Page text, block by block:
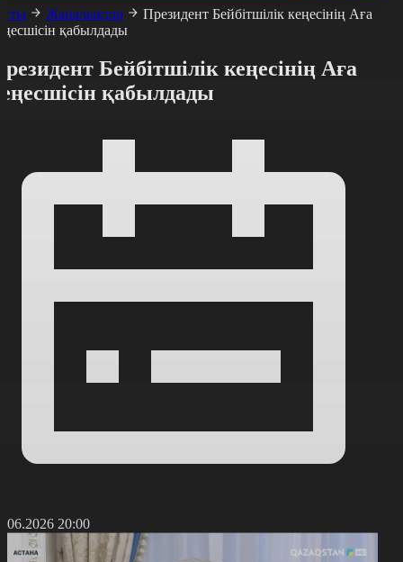
Жаңалықтар
Президент Бейбітшілік кеңесінің Аға
қабылдады
Бейбітшілік кеңесінің Аға
қабылдады
20:00